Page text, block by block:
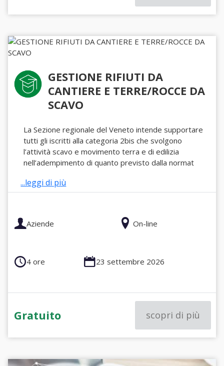
GESTIONE RIFIUTI DA
CANTIERE E TERRE/ROCCE DA
SCAVO
La Sezione regionale del Veneto intende supportare
tutti gli iscritti alla categoria 2bis che svolgono
l’attività scavo e movimento terra e di edilizia
nell’adempimento di quanto previsto dalla normat
...leggi di più
Aziende On-line
4 ore 23 settembre 2026
Gratuito scopri di più